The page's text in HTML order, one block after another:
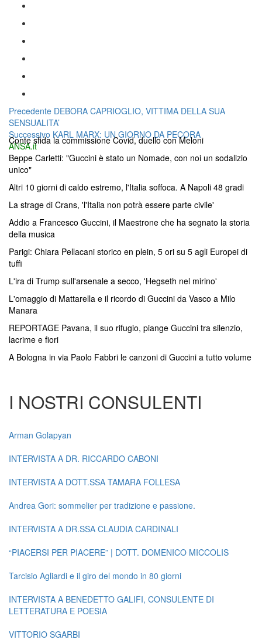
Navigazione
articoli
Precedente Articolo
precedente:
DEBORA CAPRIOGLIO, VITTIMA DELLA SUA
SENSUALITA’
Successivo Articolo
successivo:
KARL MARX: UN GIORNO DA PECORA
ANSA.it
Conte sfida la commissione Covid, duello con Meloni
Beppe Carletti: "Guccini è stato un Nomade, con noi un sodalizio
unico"
Altri 10 giorni di caldo estremo, l'Italia soffoca. A Napoli 48 gradi
La strage di Crans, 'l'Italia non potrà essere parte civile'
Addio a Francesco Guccini, il Maestrone che ha segnato la storia
della musica
Parigi: Chiara Pellacani storico en plein, 5 ori su 5 agli Europei di
tuffi
L'ira di Trump sull'arsenale a secco, 'Hegseth nel mirino'
L'omaggio di Mattarella e il ricordo di Guccini da Vasco a Milo
Manara
REPORTAGE Pavana, il suo rifugio, piange Guccini tra silenzio,
lacrime e fiori
A Bologna in via Paolo Fabbri le canzoni di Guccini a tutto volume
I NOSTRI CONSULENTI
Arman Golapyan
INTERVISTA A DR. RICCARDO CABONI
INTERVISTA A DOTT.SSA TAMARA FOLLESA
Andrea Gori: sommelier per tradizione e passione.
INTERVISTA A DR.SSA CLAUDIA CARDINALI
“PIACERSI PER PIACERE” | DOTT. DOMENICO MICCOLIS
Tarcisio Agliardi e il giro del mondo in 80 giorni
INTERVISTA A BENEDETTO GALIFI, CONSULENTE DI
LETTERATURA E POESIA
VITTORIO SGARBI